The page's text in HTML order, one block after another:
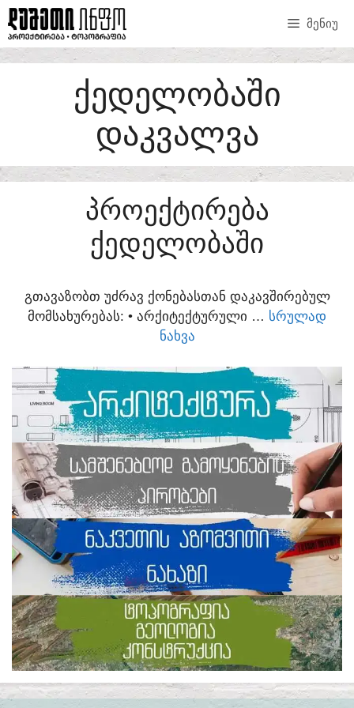
SKIP
TO
CONTENT
ᲛᲔᲜᲘᲣ
ᲥᲔᲓᲔᲚᲝᲑᲐᲨᲘ
ᲓᲐᲙᲕᲐᲚᲕᲐ
ᲞᲠᲝᲔᲥᲢᲘᲠᲔᲑᲐ
ᲥᲔᲓᲔᲚᲝᲑᲐᲨᲘ
ᲒᲗᲐᲕᲐᲖᲝᲑᲗ ᲣᲫᲠᲐᲕ ᲥᲝᲜᲔᲑᲐᲡᲗᲐᲜ ᲓᲐᲙᲐᲕᲨᲘᲠᲔᲑᲣᲚ
ᲛᲝᲛᲡᲐᲮᲣᲠᲔᲑᲐᲡ:​ • ᲐᲠᲥᲘᲢᲔᲥᲢᲣᲠᲣᲚᲘ … ᲡᲠᲣᲚᲐᲓ
ᲜᲐᲮᲕᲐ